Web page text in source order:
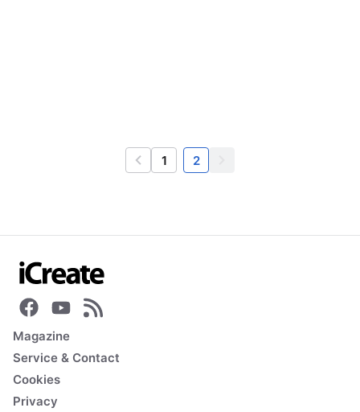
Vorige
1 2
Magazine
Service & Contact
Cookies
Privacy